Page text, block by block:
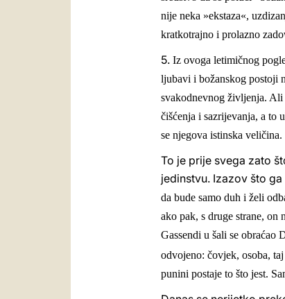
nije neka »ekstaza«,
kratkotrajno i prolazno
5. Iz ovoga letimičnog
ljubavi i božanskog postoji
svakodnevnog življenja. Ali
čišćenja i sazrijevanja, a to
se njegova istinska veličina.
To je prije svega zato
jedinstvu. Izazov što
da bude samo duh i želi
ako pak, s druge strane,
Gassendi u šali se obraćao
odvojeno: čovjek, osoba,
punini postaje to što jest.